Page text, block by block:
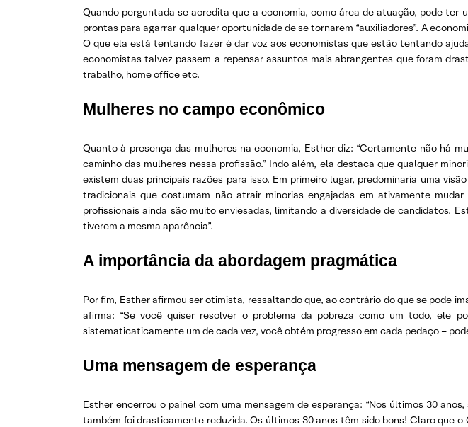
Quando perguntada se acredita que a economia, como área de atuação, pode
prontas para agarrar qualquer oportunidade de se tornarem “auxiliadores”. A
O que ela está tentando fazer é dar voz aos economistas que estão tentando
economistas talvez passem a repensar assuntos mais abrangentes que foram
trabalho, home office etc.
Mulheres no campo econômico
Quanto à presença das mulheres na economia, Esther diz: “Certamente não há
caminho das mulheres nessa profissão.” Indo além, ela destaca que qualquer
existem duas principais razões para isso. Em primeiro lugar, predominaria uma
tradicionais que costumam não atrair minorias engajadas em ativamente
profissionais ainda são muito enviesadas, limitando a diversidade de candidatos.
tiverem a mesma aparência”.
A importância da abordagem pragmática
Por fim, Esther afirmou ser otimista, ressaltando que, ao contrário do que se pode
afirma: “Se você quiser resolver o problema da pobreza como um todo, ele
sistematicaticamente um de cada vez, você obtém progresso em cada pedaço –
Uma mensagem de esperança
Esther encerrou o painel com uma mensagem de esperança: “Nos últimos 30
também foi drasticamente reduzida. Os últimos 30 anos têm sido bons! Claro que